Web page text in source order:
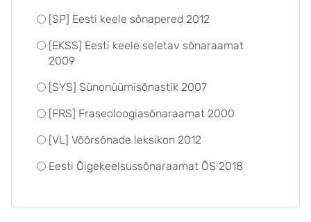
[SP] Eesti keele sõnapered 2012
[EKSS] Eesti keele seletav sõnaraamat
2009
[SYS] Sünonüümisõnastik 2007
[FRS] Fraseoloogiasõnaraamat 2000
[VL] Võõrsõnade leksikon 2012
Eesti Õigekeelsussõnaraamat ÕS 2018